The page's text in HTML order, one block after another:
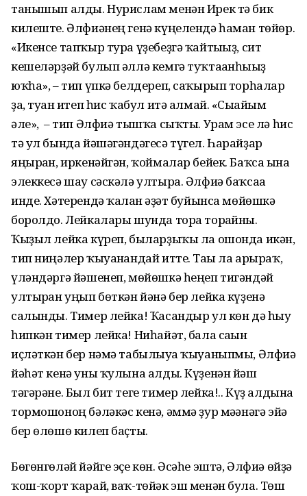
танышып алды. Ну­рислам менән Ирек тә бик
килеште. Әлфиәнең генә күңелендә һаман төйөр.
«Икенсе тапҡыр тура үҙебеҙгә ҡайтығыҙ, сит
кешеләрҙәй булып әллә кемгә туҡтағанһығыҙ
юҡһа», – тип үпкә белдереп, саҡырып торһалар
ҙа, туған итеп һис ҡабул итә алмай. «Сығайым
әле», – тип Әлфиә тышҡа сыҡты. Урам эсе лә һис
тә ул бында йәшәгәндәгесә түгел. Һарайҙар
яңырған, иркенәйгән, ҡоймалар бейек. Баҡса ғына
элеккесә шау сәскәлә ултыра. Әлфиә баҡсаға
инде. Хәтерендә ҡалған ғәҙәт буйынса мөйөшкә
боролдо. Лейкалары шунда тора торғайны.
Ҡыҙыл лейка күреп, быларҙыҡы ла ошонда икән,
тип ниңәлер ҡыуанғандай итте. Тағы ла арыраҡ,
үләндәргә йәшенеп, мөйөшкә һеңеп тигәндәй
ултырған уңып бөткән йәнә бер лейка күҙенә
салынды. Тимер лейка! Ҡасандыр ул көн дә һыу
һипкән тимер лейка! Ниһайәт, бала сағын
иҫләткән бер нәмә табылыуға ҡыуаныпмы, Әлфиә
йәһәт кенә уны ҡулына алды. Күҙенән йәш
тәгәрәне. Был бит теге тимер лейка!.. Күҙ алдына
тормошоноң бәләкәс кенә, әммә ҙур мәғәнәгә эйә
бер өлөшө килеп баҫты.
Бөгөнгөләй йәйге эҫе көн. Әсәһе эштә, Әлфиә өйҙә
ҡош-ҡорт ҡарай, ваҡ-төйәк эш менән була. Төш